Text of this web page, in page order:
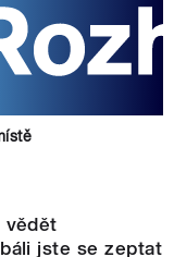
vědět
jste se zeptat